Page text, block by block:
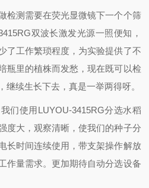
检测需要在荧光显微镜下一个个筛
双波长激发光源一照便知，
了工作繁琐程度，为实验提供了不
瓶里的植株而发愁，现在既可以检
继续生长下去，真是一举两得呀。
我们使用LUYOU-3415RG分选水稻
度大，观察清晰，使我们的种子分
长时间连续使用，带支架操作解放
作量需求。更加期待自动分选设备